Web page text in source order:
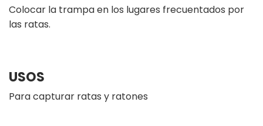
Colocar la trampa en los lugares frecuentados por
las ratas.
USOS
Para capturar ratas y ratones